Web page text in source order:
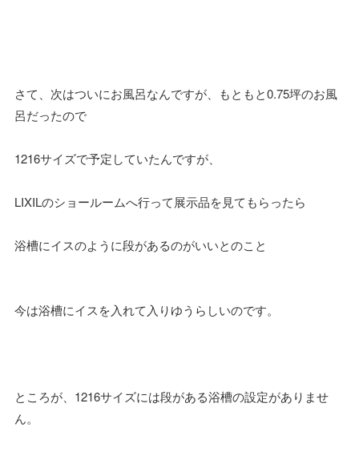
さて、次はついにお風呂なんですが、もともと0.75坪のお風
呂だったので
1216サイズで予定していたんですが、
LIXILのショールームへ行って展示品を見てもらったら
浴槽にイスのように段があるのがいいとのこと
今は浴槽にイスを入れて入りゆうらしいのです。
ところが、1216サイズには段がある浴槽の設定がありませ
ん。